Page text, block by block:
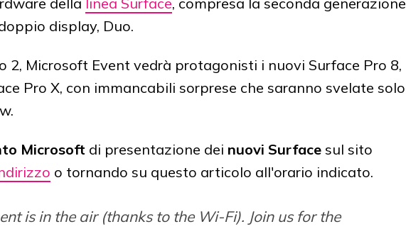
display, Duo.
2, Microsoft Event vedrà protagonisti i nuovi Surface Pro 8,
Pro X, con immancabili sorprese che saranno svelate solo
Microsoft di presentazione dei nuovi Surface sul sito
o tornando su questo articolo all'orario indicato.
is in the air (thanks to the Wi-Fi). Join us for the